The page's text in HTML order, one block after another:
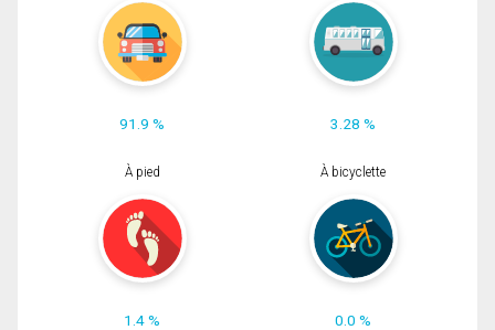
91.9 % 3.28 %
À pied
1.4 %
À bicyclette
0.0 %